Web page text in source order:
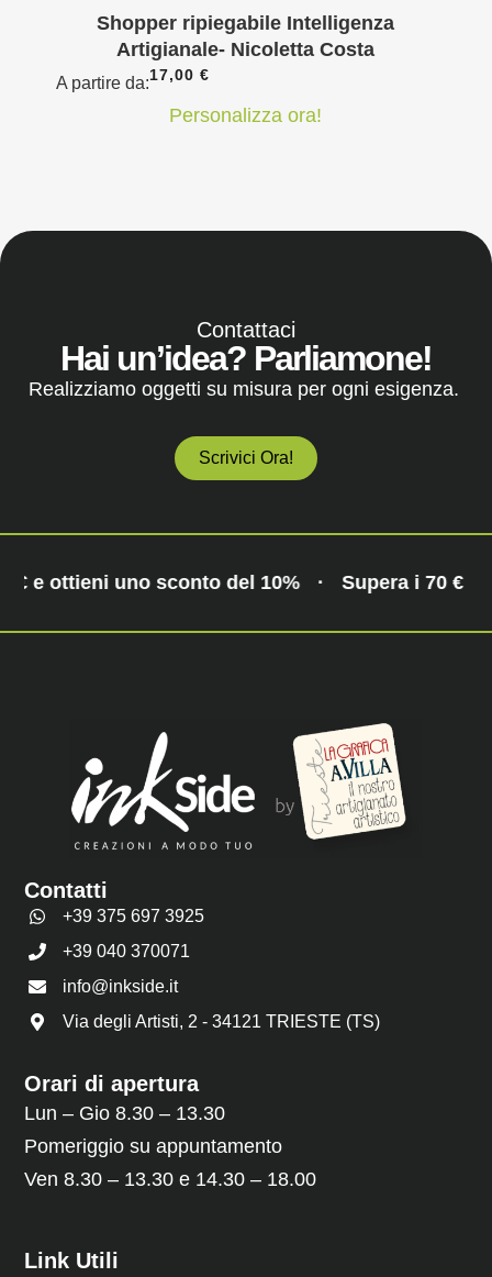
Shopper ripiegabile Intelligenza
Artigianale- Nicoletta Costa
A partire da:17,00 €
Personalizza ora!
Contattaci
Hai un’idea? Parliamone!
Realizziamo oggetti su misura per ogni esigenza.
Scrivici Ora!
€ e ottieni uno sconto del 10% Supera i 70 € e
Contatti
+39 375 697 3925
+39 040 370071
info@inkside.it
Via degli Artisti, 2 - 34121 TRIESTE (TS)
Orari di apertura
Lun – Gio 8.30 – 13.30
Pomeriggio su appuntamento
Ven 8.30 – 13.30 e 14.30 – 18.00
Link Utili